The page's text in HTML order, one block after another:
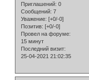
Приглашений: 0
Сообщений: 7
Уважение: [+0/-0]
Позитив: [+0/-0]
Провел на форуме:
15 минут
Последний визит:
25-04-2021 21:02:35